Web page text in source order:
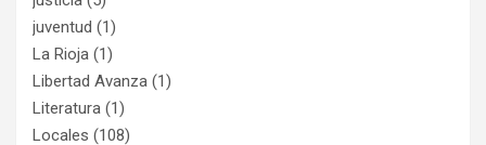
juventud (1)
La Rioja (1)
Libertad Avanza (1)
Literatura (1)
Locales (108)